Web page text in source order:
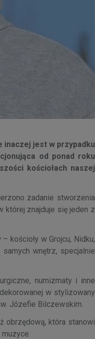
inaczej jest w przypadku
od ponad roku
kościołach naszej
zadanie stworzenia
której znajduje się jeden z
kościoły w Grojcu, Nidku,
wnętrz, specjalnie
numizmaty i inne
w stylizowany
Józefie Bilczewskim.
obrzędową, która stanowi